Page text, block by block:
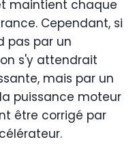
maintient chaque
Cependant, si
pas par un
s'y attendrait
mais par un
puissance moteur
être corrigé par